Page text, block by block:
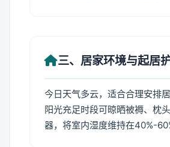
三、居家环境与起居
今日天气多云，适合合理安排
阳光充足时段可晾晒被褥、枕
器，将室内湿度维持在40%-